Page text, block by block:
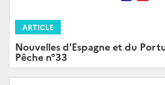
ARTICLE
Nouvelles d'Espagne et du
Pêche n°33